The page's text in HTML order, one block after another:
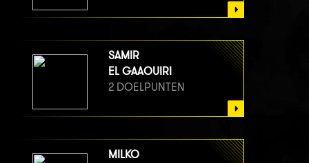
SAMIR
EL GAAOUIRI
2 DOELPUNTEN
MILKO